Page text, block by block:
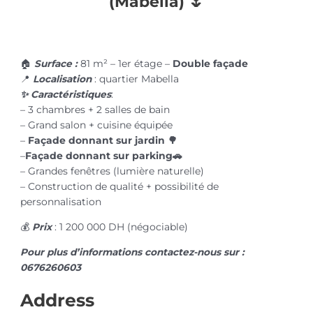
🏠 Surface :81 m² – 1er étage – Double façade
📍 Localisation: quartier Mabella
✨ Caractéristiques:
– 3 chambres + 2 salles de bain
– Grand salon + cuisine équipée
– Façade donnant sur jardin 🌳
–Façade donnant sur parking🚗
– Grandes fenêtres (lumière naturelle)
– Construction de qualité + possibilité de
personnalisation
💰 Prix: 1 200 000 DH (négociable)
Pour plus d’informations contactez-nous sur :
0676260603
Address